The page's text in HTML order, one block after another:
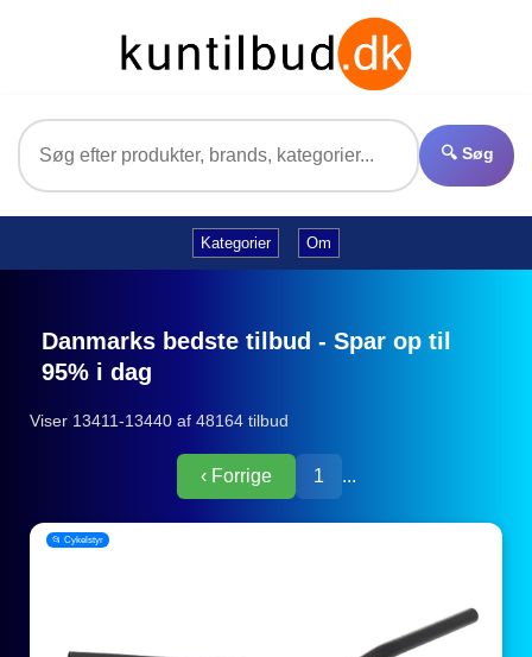
🔍 Søg
Kategorier Om
Danmarks bedste tilbud - Spar op til
95% i dag
Viser 13411-13440 af 48164 tilbud
‹ Forrige 1 ...
📂 Cykelstyr